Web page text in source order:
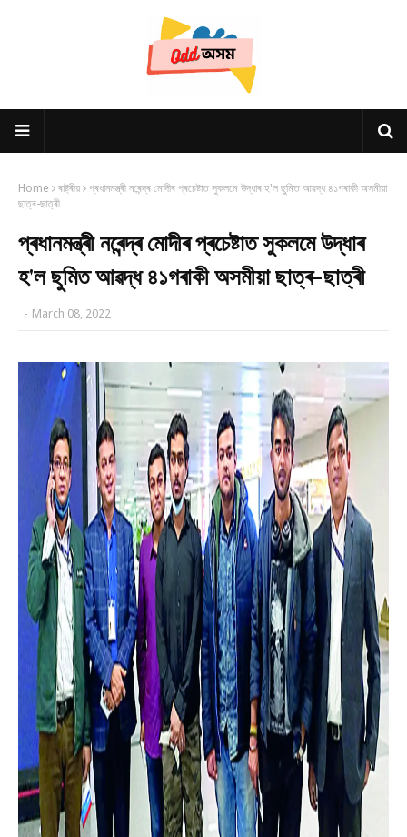
Home ৰাষ্ট্ৰীয় প্ৰধানমন্ত্ৰী নৰেন্দ্ৰ মোদীৰ প্ৰচেষ্টাত সুকলমে উদ্ধাৰ হ'ল ছুমিত আৱদ্ধ ৪১গৰাকী অসমীয়া
ছাত্ৰ-ছাত্ৰী
প্ৰধানমন্ত্ৰী নৰেন্দ্ৰ মোদীৰ প্ৰচেষ্টাত সুকলমে উদ্ধাৰ
হ'ল ছুমিত আৱদ্ধ ৪১গৰাকী অসমীয়া ছাত্ৰ-ছাত্ৰী
- March 08, 2022